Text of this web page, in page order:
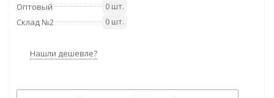
Оптовый
0 шт.
Склад №2
0 шт.
Нашли дешевле?